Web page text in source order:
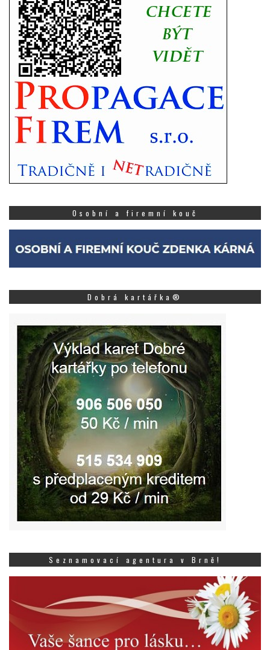
Osobní a firemní kouč
Dobrá kartářka®
Seznamovací agentura v Brně!